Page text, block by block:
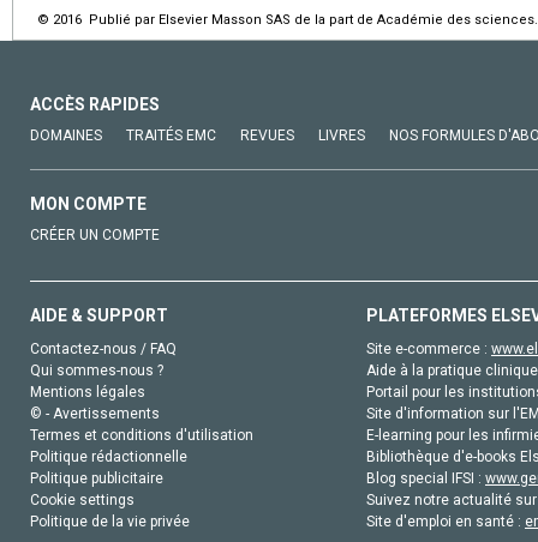
© 2016 Publié par Elsevier Masson SAS de la part de Académie des sciences.
ACCÈS RAPIDES
DOMAINES TRAITÉS EMC REVUES LIVRES NOS FORMULES
MON COMPTE
CRÉER UN COMPTE
AIDE & SUPPORT
Contactez-nous / FAQ
Qui sommes-nous ?
Mentions légales
© - Avertissements
Termes et conditions d'utilisation
Politique rédactionnelle
Politique publicitaire
Cookie settings
Politique de la vie privée
PLATEFORMES
Site e-commerce :
Aide à la pratique
Portail pour les
Site d'information sur
E-learning pour les
Bibliothèque d'e-books
Blog special IFSI :
Suivez notre actualité
Site d'emploi en santé :